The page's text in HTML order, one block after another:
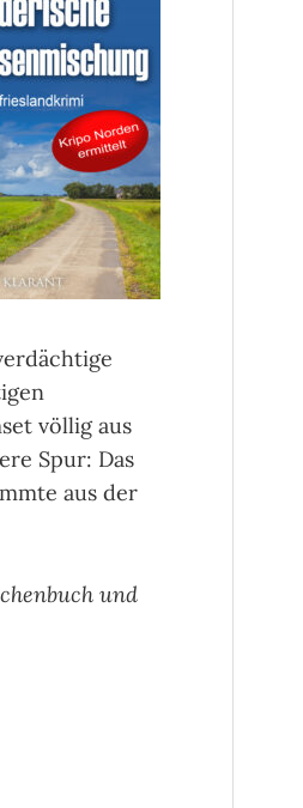
völlig aus
Spur: Das
aus der
und